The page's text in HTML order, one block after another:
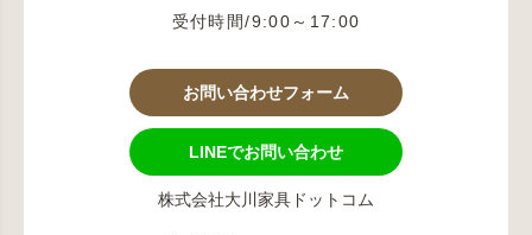
受付時間/9:00～17:00
お問い合わせフォーム
LINEでお問い合わせ
株式会社大川家具ドットコム